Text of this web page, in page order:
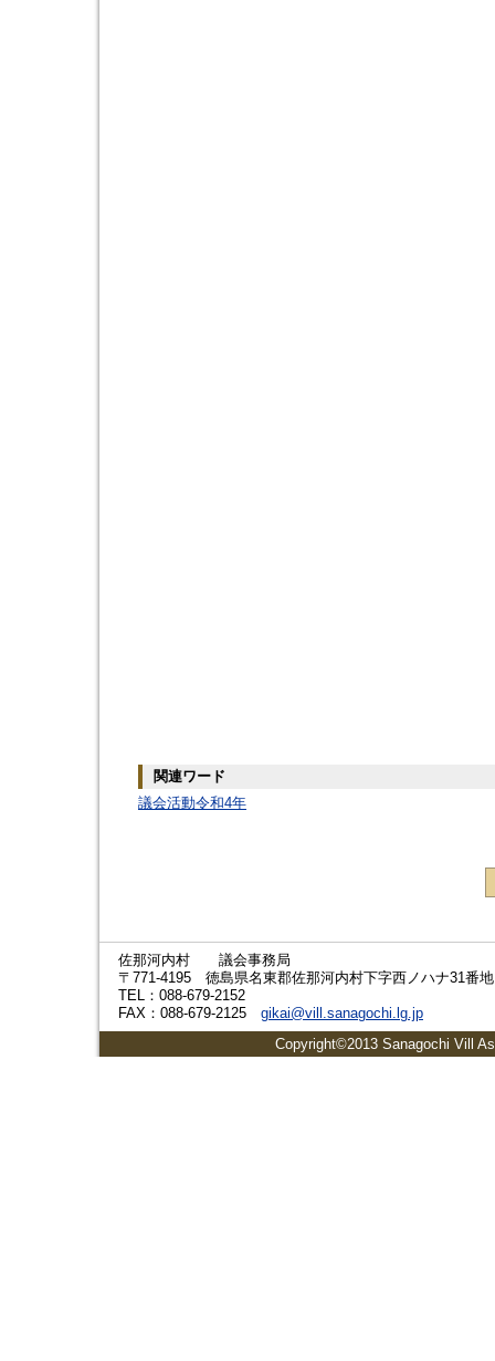
関連ワード
議会活動令和4年
佐那河内村 議会事務局
〒771-4195 徳島県名東郡佐那河内村下字西ノハナ31番地
TEL：088-679-2152
FAX：088-679-2125 gikai@vill.sanagochi.lg.jp
Copyright©2013 Sanagochi Vill